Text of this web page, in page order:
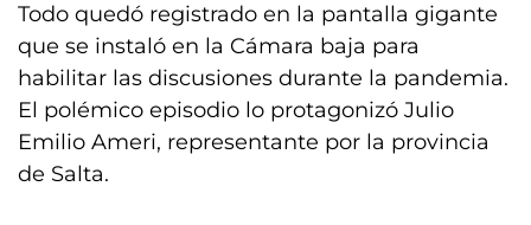
Todo quedó registrado en la pantalla gigante
que se instaló en la Cámara baja para
habilitar las discusiones durante la pandemia.
El polémico episodio lo protagonizó Julio
Emilio Ameri, representante por la provincia
de Salta.